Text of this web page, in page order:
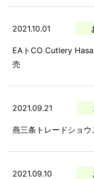
2021.10.01
EAトCO Cutlery
売
2021.09.21
燕三条トレードショ
2021.09.10